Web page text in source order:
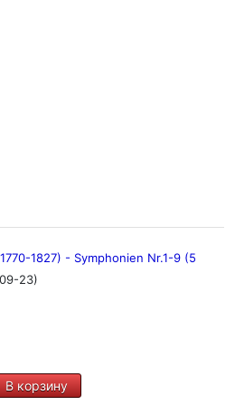
1827) - Symphonien Nr.1-9 (5
23)
В корзину